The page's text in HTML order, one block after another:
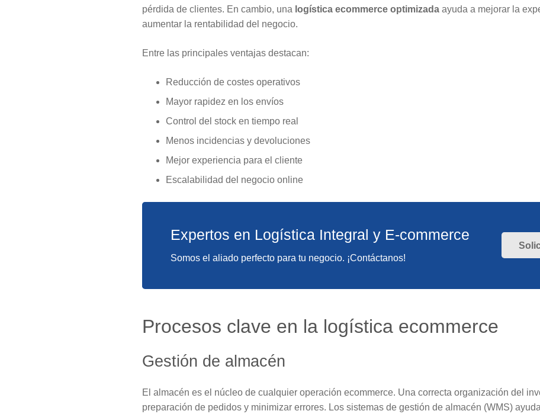
pérdida de clientes. En cambio, una logística ecommerce optimizada ayuda a mejorar la
aumentar la rentabilidad del negocio.
Entre las principales ventajas destacan:
Reducción de costes operativos
Mayor rapidez en los envíos
Control del stock en tiempo real
Menos incidencias y devoluciones
Mejor experiencia para el cliente
Escalabilidad del negocio online
Expertos en Logística Integral y E-commerce
Somos el aliado perfecto para tu negocio. ¡Contáctanos!
Procesos clave en la logística ecommerce
Gestión de almacén
El almacén es el núcleo de cualquier operación ecommerce. Una correcta organización del
preparación de pedidos y minimizar errores. Los sistemas de gestión de almacén (WMS)